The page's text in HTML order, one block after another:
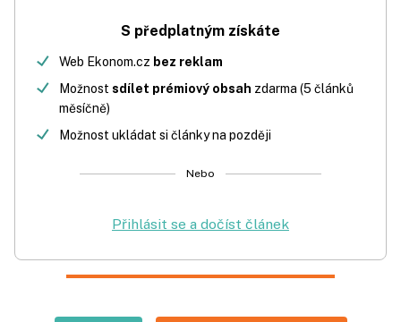
S předplatným získáte
Web Ekonom.cz bez reklam
Možnost sdílet prémiový obsah zdarma (5 článků
měsíčně)
Možnost ukládat si články na později
Nebo
Přihlásit se a dočíst článek